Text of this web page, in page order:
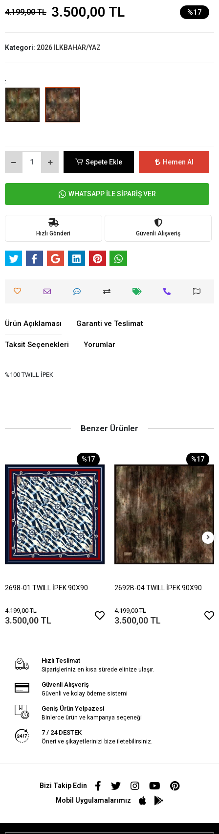
4.199,00 TL 3.500,00 TL %17
Kategori: 2026 İLKBAHAR/YAZ
:
Sepete Ekle Hemen Al
WHATSAPP İLE SİPARİŞ VER
Hızlı Gönderi Güvenli Alışveriş
Ürün Açıklaması Garanti ve Teslimat
Taksit Seçenekleri Yorumlar
%100 TWILL İPEK
Benzer Ürünler
%17
2698-01 TWILL İPEK 90X90
4.199,00 TL
3.500,00 TL
%17
2692B-04 TWILL İPEK 90X90
4.199,00 TL
3.500,00 TL
Hızlı Teslimat
Siparişleriniz en kısa sürede elinize ulaşır.
Güvenli Alışveriş
Güvenli ve kolay ödeme sistemi
Geniş Ürün Yelpazesi
Binlerce ürün ve kampanya seçeneği
7 / 24 DESTEK
Öneri ve şikayetlerinizi bize iletebilirsiniz.
Bizi Takip Edin
Mobil Uygulamalarımız